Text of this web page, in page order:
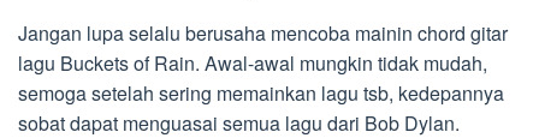
Jangan lupa selalu berusaha mencoba mainin chord gitar
lagu Buckets of Rain. Awal-awal mungkin tidak mudah,
semoga setelah sering memainkan lagu tsb, kedepannya
sobat dapat menguasai semua lagu dari Bob Dylan.